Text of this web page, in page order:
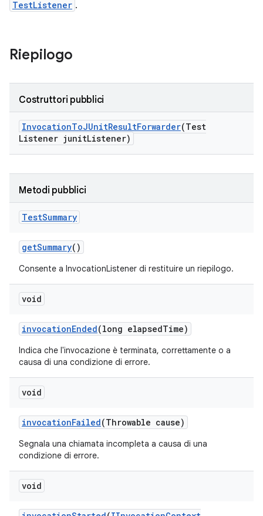
TestListener .
Riepilogo
Costruttori pubblici
InvocationToJUnitResultForwarder(Test
Listener junitListener)
Metodi pubblici
TestSummary
getSummary()
Consente a InvocationListener di restituire un riepilogo.
void
invocationEnded(long elapsedTime)
Indica che l'invocazione è terminata, correttamente o a
causa di una condizione di errore.
void
invocationFailed(Throwable cause)
Segnala una chiamata incompleta a causa di una
condizione di errore.
void